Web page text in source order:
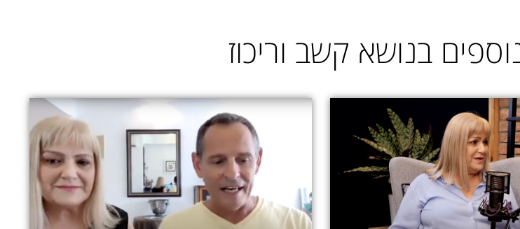
בנושא קשב וריכוז